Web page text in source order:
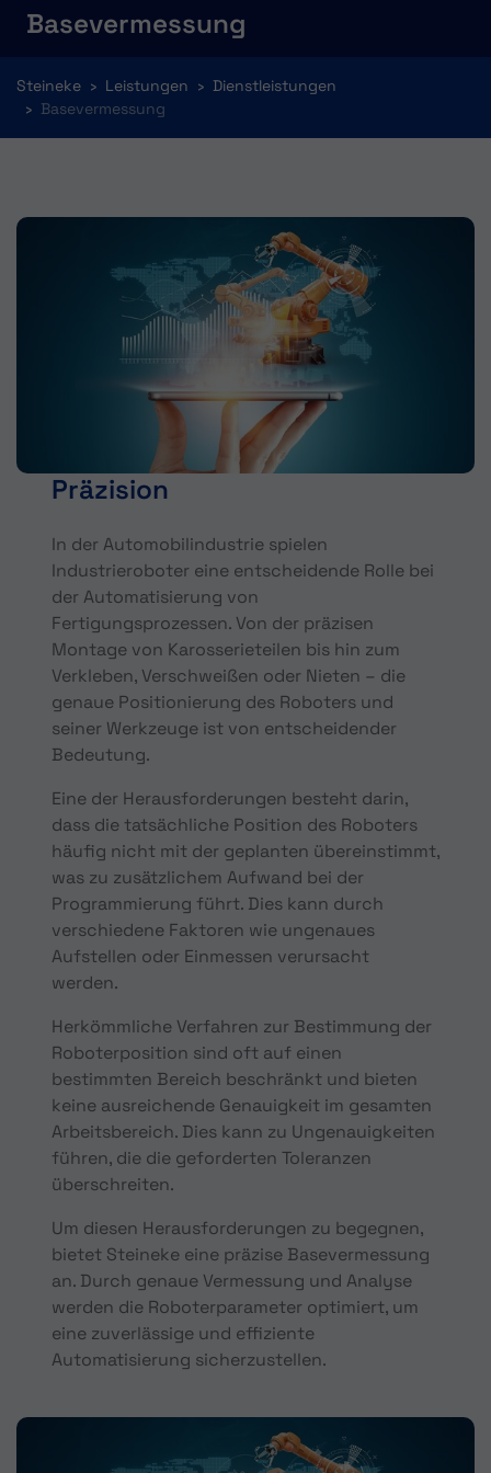
Basevermessung
Steineke Leistungen
Dienstleistungen
Basevermessung
Präzision
In der Automobilindustrie spielen
Industrieroboter eine entscheidende Rolle bei
der Automatisierung von
Fertigungsprozessen. Von der präzisen
Montage von Karosserieteilen bis hin zum
Verkleben, Verschweißen oder Nieten – die
genaue Positionierung des Roboters und
seiner Werkzeuge ist von entscheidender
Bedeutung.
Eine der Herausforderungen besteht darin,
dass die tatsächliche Position des Roboters
häufig nicht mit der geplanten übereinstimmt,
was zu zusätzlichem Aufwand bei der
Programmierung führt. Dies kann durch
verschiedene Faktoren wie ungenaues
Aufstellen oder Einmessen verursacht
werden.
Herkömmliche Verfahren zur Bestimmung der
Roboterposition sind oft auf einen
bestimmten Bereich beschränkt und bieten
keine ausreichende Genauigkeit im gesamten
Arbeitsbereich. Dies kann zu Ungenauigkeiten
führen, die die geforderten Toleranzen
überschreiten.
Um diesen Herausforderungen zu begegnen,
bietet Steineke eine präzise Basevermessung
an. Durch genaue Vermessung und Analyse
werden die Roboterparameter optimiert, um
eine zuverlässige und effiziente
Automatisierung sicherzustellen.